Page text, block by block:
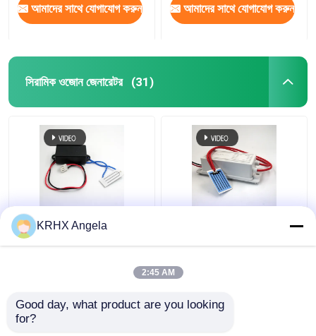
আমাদের সাথে যোগাযোগ করুন আমাদের সাথে যোগাযোগ করুন
সিরামিক ওজোন জেনারেটর (31)
পোর্টেবল সিরামিক প্লেট ওজোন
জেনারেটর 500mg 12V
KRHX Angela
2:45 AM
Good day, what product are you looking
for?